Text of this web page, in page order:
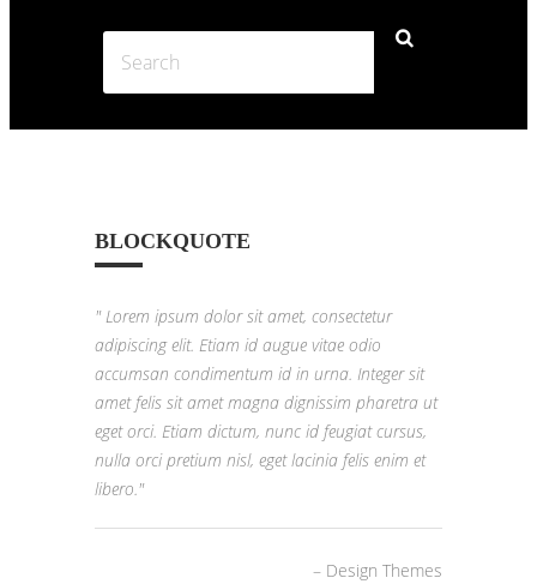
BLOCKQUOTE
Lorem ipsum dolor sit amet, consectetur
adipiscing elit. Etiam id augue vitae odio
accumsan condimentum id in urna. Integer sit
amet felis sit amet magna dignissim pharetra ut
eget orci. Etiam dictum, nunc id feugiat cursus,
nulla orci pretium nisl, eget lacinia felis enim et
libero.
– Design Themes